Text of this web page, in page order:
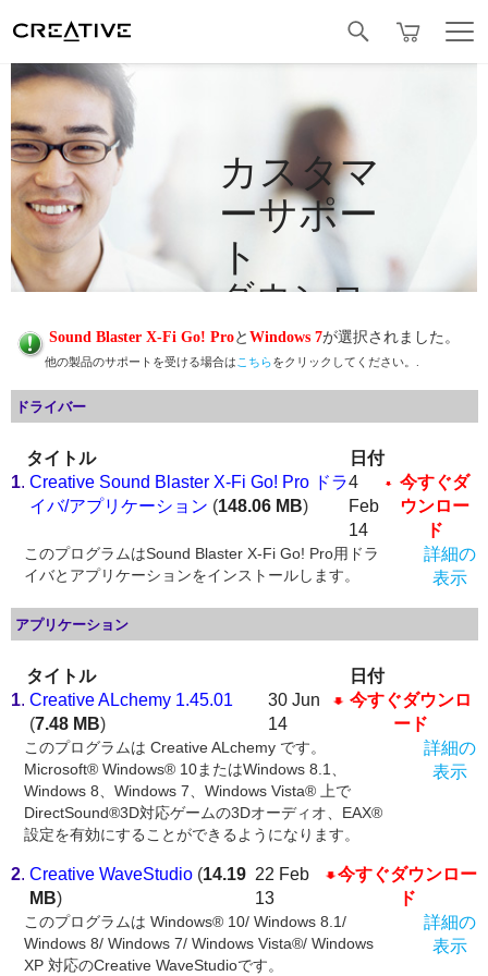
カスタマ
ーサポー
ト
ダウンロ
ード
Sound Blaster X-Fi Go! Proと Windows 7が選択されました。
他の製品のサポートを受ける場合は こちらをクリックしてください。.
ドライバー
タイトル
日付
1. Creative Sound Blaster X-Fi Go! Pro ドラ
イバ/アプリケーション (148.06 MB)
4
Feb
14
今すぐダ
ウンロー
ド
このプログラムはSound Blaster X-Fi Go! Pro用ドラ
イバとアプリケーションをインストールします。
詳細の
表示
アプリケーション
タイトル
日付
1. Creative ALchemy 1.45.01
(7.48 MB)
30 Jun
14
今すぐダウンロ
ード
このプログラムは Creative ALchemy です。
Microsoft® Windows® 10またはWindows 8.1、
Windows 8、Windows 7、Windows Vista® 上で
DirectSound®3D対応ゲームの3Dオーディオ、EAX®
設定を有効にすることができるようになります。
詳細の
表示
2. Creative WaveStudio (14.19
MB)
22 Feb
13
今すぐダウンロー
ド
このプログラムは Windows® 10/ Windows 8.1/
Windows 8/ Windows 7/ Windows Vista®/ Windows
XP 対応のCreative WaveStudioです。
詳細の
表示
Facebook